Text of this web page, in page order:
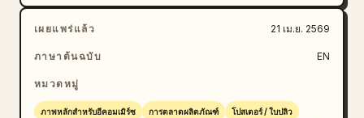
เผยแพร่แล้ว 21 เม.ย. 2569
ภาษาต้นฉบับ EN
หมวดหมู่
ภาพหลักสำหรับอีคอมเมิร์ซ การตลาดผลิตภัณฑ์ โปสเตอร์ / ใบปลิว